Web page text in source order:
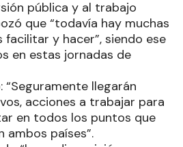
pública y al trabajo
que “todavía hay muchas
y hacer”, siendo ese
en estas jornadas de
llegarán
acciones a trabajar para
en todos los puntos que
ambos países”.